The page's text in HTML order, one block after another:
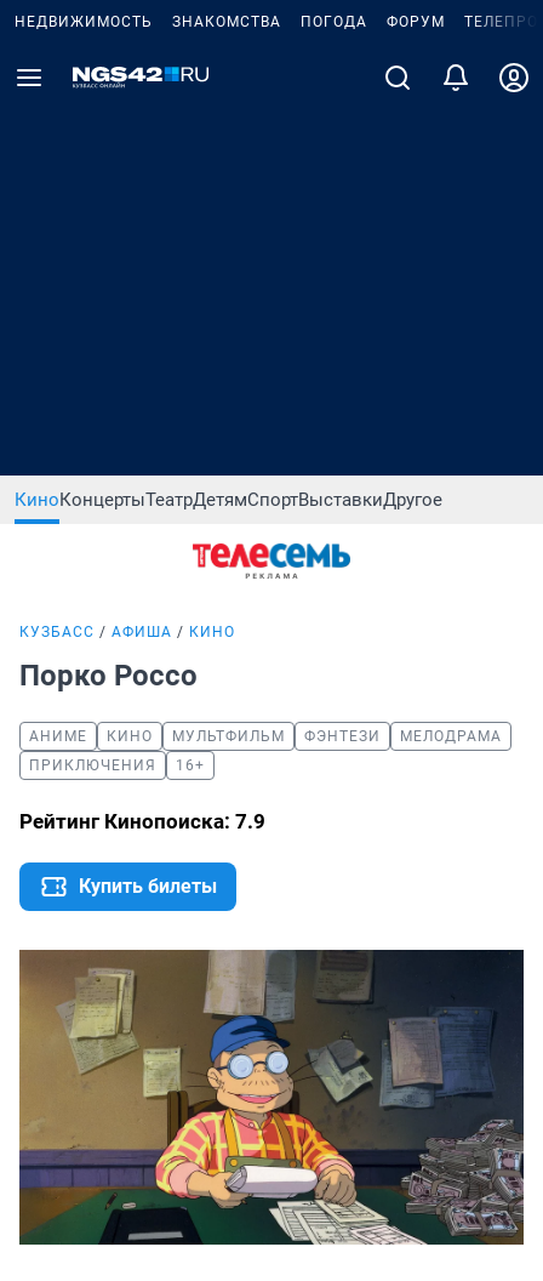
НЕДВИЖИМОСТЬ ЗНАКОМСТВА ПОГОДА ФОРУМ
КиноКонцертыТеатрДетямСпортВыставкиДругое
КУЗБАСС АФИША КИНО
Порко Россо
АНИМЕ КИНО МУЛЬТФИЛЬМ ФЭНТЕЗИ
МЕЛОДРАМА
ПРИКЛЮЧЕНИЯ
16+
Рейтинг Кинопоиска: 7.9
Купить билеты